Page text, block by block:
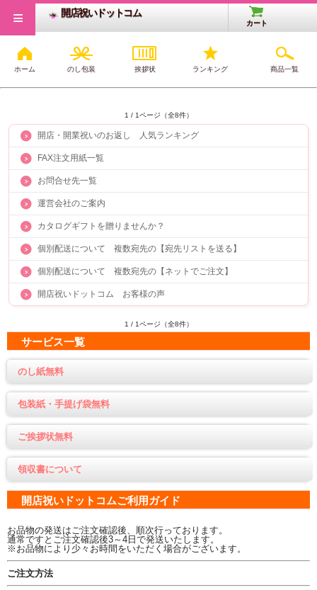
開店祝いドットコム
カート
ホーム のし包装 挨拶状 ランキング 商品一覧
≡
サイトメニュー
1 / 1ページ（全8件）
開店・開業祝いのお返し 人気ランキング
FAX注文用紙一覧
お問合せ先一覧
運営会社のご案内
カタログギフトを贈りませんか？
個別配送について 複数宛先の【宛先リストを送る】
個別配送について 複数宛先の【ネットでご注文】
開店祝いドットコム お客様の声
1 / 1ページ（全8件）
サービス一覧
のし紙無料
包装紙・手提げ袋無料
ご挨拶状無料
領収書について
開店祝いドットコムご利用ガイド
お品物の発送はご注文確認後、順次行っております。
通常ですとご注文確認後3～4日で発送いたします。
※お品物により少々お時間をいただく場合がございます。
ご注文方法